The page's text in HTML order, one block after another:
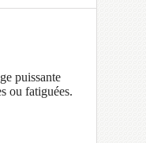
puissante
ou fatiguées.